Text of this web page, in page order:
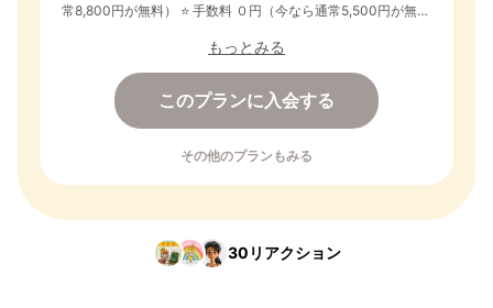
常8,800円が無料） ⭐️ 手数料 ０円（今なら通常5,500円が無
ンツ・ブログ見放題！ ◆ すべてのイベントに無料で参加可
能！ ◆ いるかどり教材 先行申込&限定割引！ ◆ 自分のブロ
グ投稿可能！ ◆ 運営やメンバーに質問&交流可能！ ✅ 2026年
8月30日から月額利用料金が発生します
もっとみる
このプランに入会する
その他のプランもみる
30 リアクション